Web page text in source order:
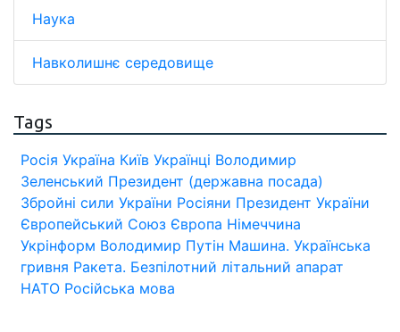
Наука
Навколишнє середовище
Tags
Росія Україна Київ Українці Володимир
Зеленський Президент (державна посада)
Збройні сили України Росіяни Президент України
Європейський Союз Європа Німеччина
Укрінформ Володимир Путін Машина. Українська
гривня Ракета. Безпілотний літальний апарат
НАТО Російська мова